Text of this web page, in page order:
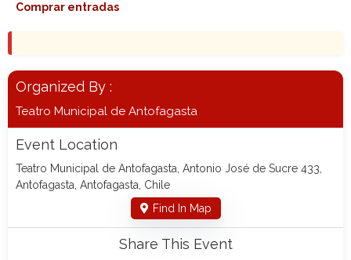
Comprar entradas
Organized By :
Teatro Municipal de Antofagasta
Event Location
Teatro Municipal de Antofagasta, Antonio José de Sucre 433,
Antofagasta, Antofagasta, Chile
Find In Map
Share This Event